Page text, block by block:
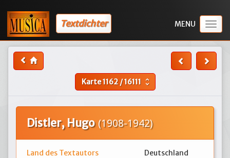
Textdichter
Karte1162/16111 unfold_more
Distler, Hugo(1908-1942)
Land des Textautors
Deutschland